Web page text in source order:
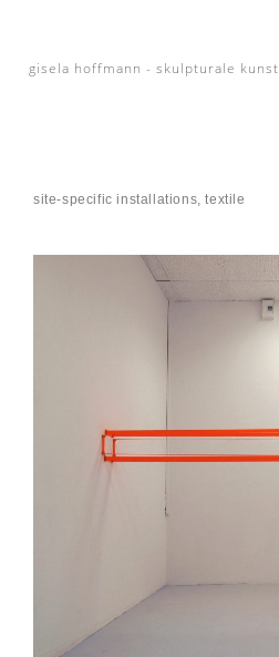
gisela hoffmann - skulpturale kunst
site-specific installations, textile